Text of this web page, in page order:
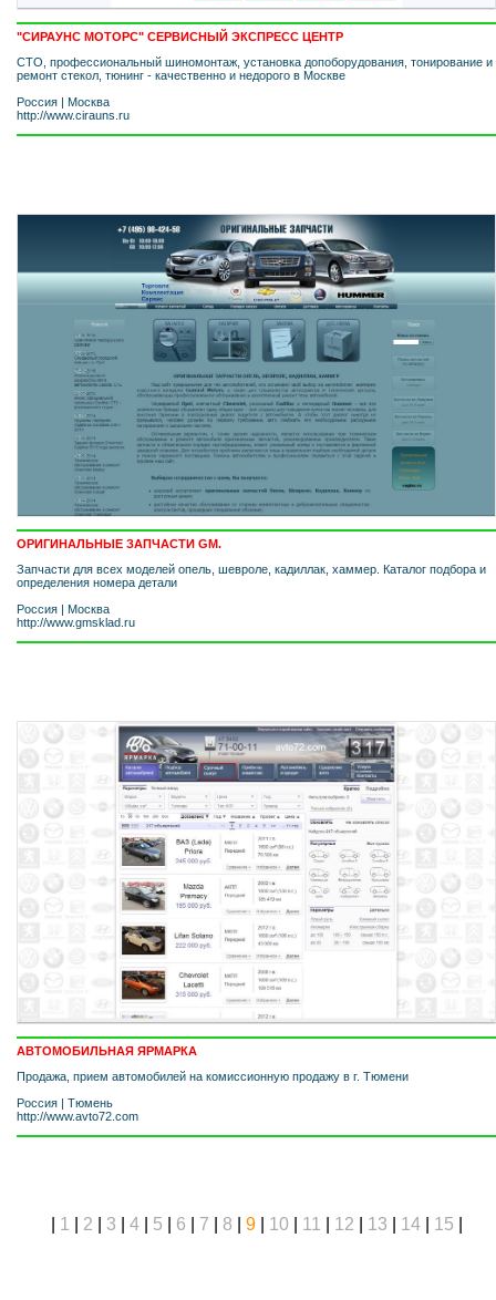
"СИРАУНС МОТОРС" СЕРВИСНЫЙ ЭКСПРЕСС ЦЕНТР
СТО, профессиональный шиномонтаж, установка допоборудования, тонирование и
ремонт стекол, тюнинг - качественно и недорого в Москве
Россия | Москва
http://www.cirauns.ru
ОРИГИНАЛЬНЫЕ ЗАПЧАСТИ GM.
Запчасти для всех моделей опель, шевроле, кадиллак, хаммер. Каталог подбора и
определения номера детали
Россия | Москва
http://www.gmsklad.ru
АВТОМОБИЛЬНАЯ ЯРМАРКА
Продажа, прием автомобилей на комиссионную продажу в г. Тюмени
Россия | Тюмень
http://www.avto72.com
1 2 3 4| 5 6 7 8 9| 10 11 12 13 14| 15